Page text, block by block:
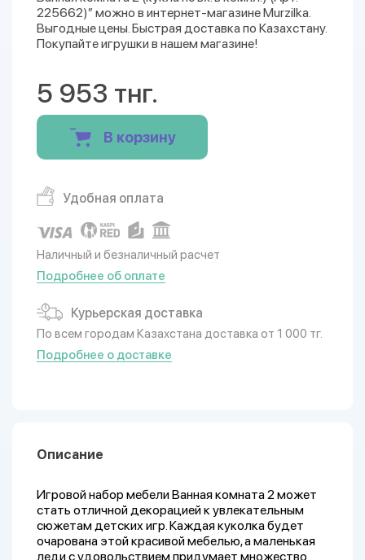
225662)” можно в интернет-магазине Murzilka.
Выгодные цены. Быстрая доставка по Казахстану.
Покупайте игрушки в нашем магазине!
5 953 тнг.
В корзину
Удобная оплата
Наличный и безналичный расчет
Подробнее об оплате
Курьерская доставка
По всем городам Казахстана доставка от 1 000 тг.
Подробнее о доставке
Описание
Игровой набор мебели Ванная комната 2 может
стать отличной декорацией к увлекательным
сюжетам детских игр. Каждая куколка будет
очарована этой красивой мебелью, а маленькая
леди с удовольствием придумает множество